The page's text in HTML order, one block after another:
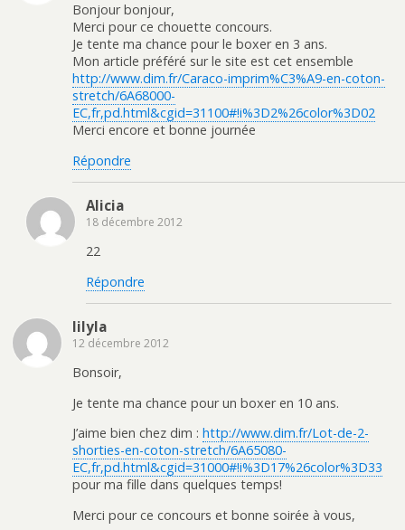
Bonjour bonjour,
Merci pour ce chouette concours.
Je tente ma chance pour le boxer en 3 ans.
Mon article préféré sur le site est cet ensemble
http://www.dim.fr/Caraco-imprim%C3%A9-en-coton-
stretch/6A68000-
EC,fr,pd.html&cgid=31100#!i%3D2%26color%3D02
Merci encore et bonne journée
Répondre
Alicia
18 décembre 2012
22
Répondre
lilyla
12 décembre 2012
Bonsoir,
Je tente ma chance pour un boxer en 10 ans.
J’aime bien chez dim : http://www.dim.fr/Lot-de-2-
shorties-en-coton-stretch/6A65080-
EC,fr,pd.html&cgid=31000#!i%3D17%26color%3D33
pour ma fille dans quelques temps!
Merci pour ce concours et bonne soirée à vous,